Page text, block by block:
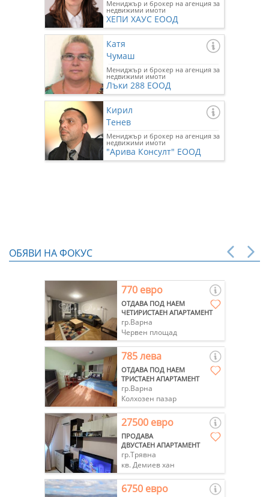
Мениджър и брокер на агенция за
недвижими имоти
ХЕПИ ХАУС ЕООД
Катя
Чумаш
Мениджър и брокер на агенция за
недвижими имоти
Лъки 288 ЕООД
Кирил
Тенев
Мениджър и брокер на агенция за
недвижими имоти
"Арива Консулт" ЕООД
ОБЯВИ НА ФОКУС
770 евро
ОТДАВА ПОД НАЕМ
ЧЕТИРИСТАЕН АПАРТАМЕНТ
гр.Варна
Червен площад
785 лева
ОТДАВА ПОД НАЕМ
ТРИСТАЕН АПАРТАМЕНТ
гр.Варна
Колхозен пазар
27500 евро
ПРОДАВА
ДВУСТАЕН АПАРТАМЕНТ
гр.Трявна
кв. Демиев хан
6750 евро